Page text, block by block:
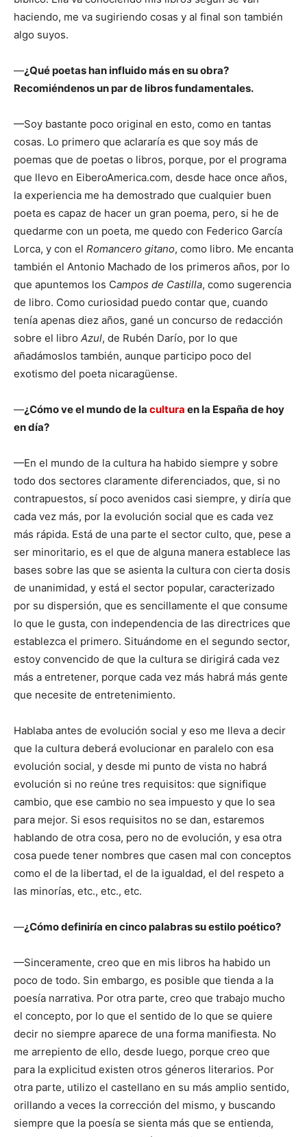
haciendo, me va sugiriendo cosas y al final son también
algo suyos.
—¿Qué poetas han influido más en su obra?
Recomiéndenos un par de libros fundamentales.
—Soy bastante poco original en esto, como en tantas
cosas. Lo primero que aclararía es que soy más de
poemas que de poetas o libros, porque, por el programa
que llevo en EiberoAmerica.com, desde hace once años,
la experiencia me ha demostrado que cualquier buen
poeta es capaz de hacer un gran poema, pero, si he de
quedarme con un poeta, me quedo con Federico García
Lorca, y con el Romancero gitano, como libro. Me encanta
también el Antonio Machado de los primeros años, por lo
que apuntemos los Campos de Castilla, como sugerencia
de libro. Como curiosidad puedo contar que, cuando
tenía apenas diez años, gané un concurso de redacción
sobre el libro Azul, de Rubén Darío, por lo que
añadámoslos también, aunque participo poco del
exotismo del poeta nicaragüense.
—¿Cómo ve el mundo de la cultura en la España de hoy
en día?
—En el mundo de la cultura ha habido siempre y sobre
todo dos sectores claramente diferenciados, que, si no
contrapuestos, sí poco avenidos casi siempre, y diría que
cada vez más, por la evolución social que es cada vez
más rápida. Está de una parte el sector culto, que, pese a
ser minoritario, es el que de alguna manera establece las
bases sobre las que se asienta la cultura con cierta dosis
de unanimidad, y está el sector popular, caracterizado
por su dispersión, que es sencillamente el que consume
lo que le gusta, con independencia de las directrices que
establezca el primero. Situándome en el segundo sector,
estoy convencido de que la cultura se dirigirá cada vez
más a entretener, porque cada vez más habrá más gente
que necesite de entretenimiento.
Hablaba antes de evolución social y eso me lleva a decir
que la cultura deberá evolucionar en paralelo con esa
evolución social, y desde mi punto de vista no habrá
evolución si no reúne tres requisitos: que signifique
cambio, que ese cambio no sea impuesto y que lo sea
para mejor. Si esos requisitos no se dan, estaremos
hablando de otra cosa, pero no de evolución, y esa otra
cosa puede tener nombres que casen mal con conceptos
como el de la libertad, el de la igualdad, el del respeto a
las minorías, etc., etc., etc.
—¿Cómo definiría en cinco palabras su estilo poético?
—Sinceramente, creo que en mis libros ha habido un
poco de todo. Sin embargo, es posible que tienda a la
poesía narrativa. Por otra parte, creo que trabajo mucho
el concepto, por lo que el sentido de lo que se quiere
decir no siempre aparece de una forma manifiesta. No
me arrepiento de ello, desde luego, porque creo que
para la explicitud existen otros géneros literarios. Por
otra parte, utilizo el castellano en su más amplio sentido,
orillando a veces la corrección del mismo, y buscando
siempre que la poesía se sienta más que se entienda,